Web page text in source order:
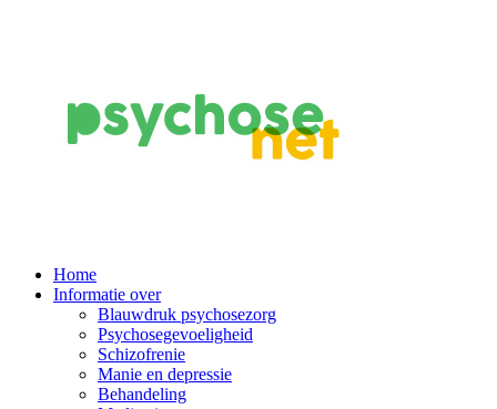
Main
Navigation
Home
Informatie over
Blauwdruk psychosezorg
Psychosegevoeligheid
Schizofrenie
Manie en depressie
Behandeling